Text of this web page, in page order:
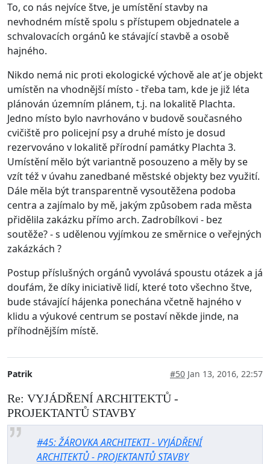
To, co nás nejvíce štve, je umístění stavby na
nevhodném místě spolu s přístupem objednatele a
schvalovacích orgánů ke stávající stavbě a osobě
hajného.
Nikdo nemá nic proti ekologické výchově ale ať je objekt
umístěn na vhodnější místo - třeba tam, kde je již léta
plánován územním plánem, t.j. na lokalitě Plachta.
Jedno místo bylo navrhováno v budově současného
cvičiště pro policejní psy a druhé místo je dosud
rezervováno v lokalitě přírodní památky Plachta 3.
Umístění mělo být variantně posouzeno a měly by se
vzít též v úvahu zanedbané městské objekty bez využití.
Dále měla být transparentně vysoutěžena podoba
centra a zajímalo by mě, jakým způsobem rada města
přidělila zakázku přímo arch. Zadrobílkovi - bez
soutěže? - s udělenou vyjímkou ze směrnice o veřejných
zakázkách ?
Postup příslušných orgánů vyvolává spoustu otázek a já
doufám, že díky iniciativě lidí, které toto všechno štve,
bude stávající hájenka ponechána včetně hajného v
klidu a výukové centrum se postaví někde jinde, na
příhodnějším místě.
Patrik #50 Jan 13, 2016, 22:57
Re: VYJÁDŘENÍ ARCHITEKTŮ -
PROJEKTANTŮ STAVBY
#45: ŽÁROVKA ARCHITEKTI - VYJÁDŘENÍ
ARCHITEKTŮ - PROJEKTANTŮ STAVBY